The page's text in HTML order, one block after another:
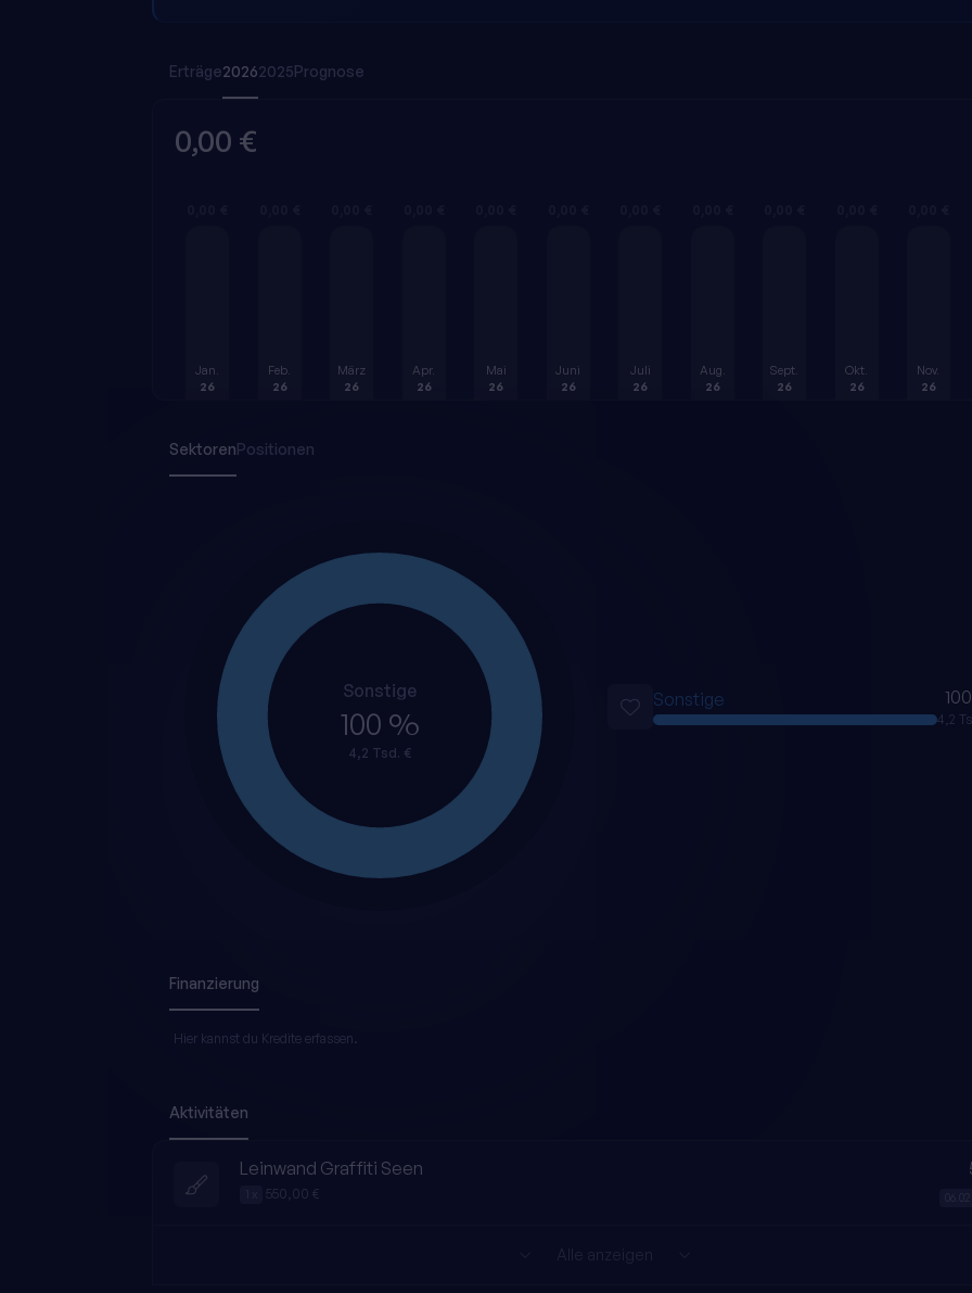
Erträge20262025Prognose
0,00 €
Jan.
26
Feb.
26
März
26
Apr.
26
Mai
26
Juni
26
Juli
26
Aug.
26
Sept.
26
Okt.
26
Nov.
26
SektorenPositionen
Sonstige
100 %
4,2 Tsd. €
Sonstige
4,2
Finanzierung
Hier kannst du Kredite erfassen.
Aktivitäten
Leinwand Graffiti Seen
550,00 €
Alle anzeigen